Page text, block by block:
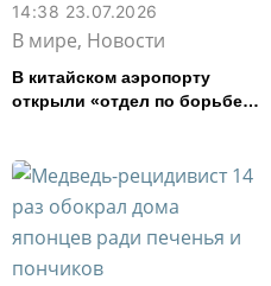
14:38 23.07.2026
В мире, Новости
В китайском аэропорту
открыли «отдел по борьбе с